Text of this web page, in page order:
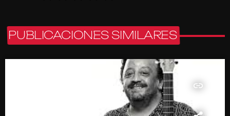
PUBLICACIONES SIMILARES
insert_link